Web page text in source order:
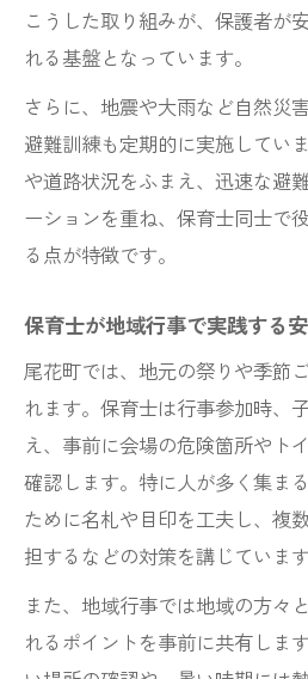
こうした取り組みが、保護者が
れる基盤となっています。
さらに、地震や大雨など自然災
避難訓練も定期的に実施してい
や道路状況をふまえ、迅速な避
ーションを重ね、保育士同士で
る点が特徴です。
保育士が地域行事で実践する
尾花町では、地元の祭りや季節
れます。保育士は行事参加時、
え、事前に会場の危険箇所やト
確認します。特に人が多く集ま
ために名札や目印を工夫し、複
担するなどの対策を講じています
また、地域行事では地域の方々
れるポイントを事前に共有しま